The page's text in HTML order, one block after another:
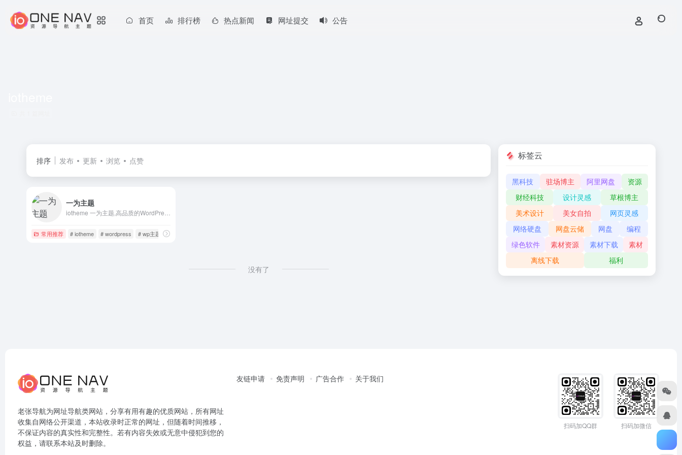
首页 排行榜 热点新闻 网址提交 公告
排序 发布 更新 浏览 点赞
一为主题
常用推荐 # iotheme # wordpress # wp主题
没有了
标签云
黑科技 驻场博主 阿里网盘
资源
财经科技
设计灵感
草根博主
美术设计
美女自拍
网页灵感
网络硬盘
网盘云储 网盘
编程
绿色软件
素材资源 素材下载
素材
离线下载
福利
老张导航为网址导航类网站，分享有用有趣的优质网站，所有网址
收集自网络公开渠道，本站收录时正常的网址，但随着时间推移，
不保证内容的真实性和完整性。若有内容失效或无意中侵犯到您的
权益，请联系本站及时删除。
友链申请 免责声明 广告合作 关于我们
扫码加QQ群 扫码加微信